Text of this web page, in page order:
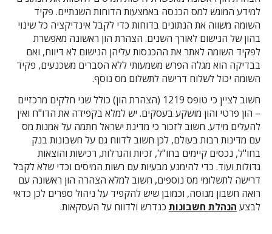
למידע המוגש למס הכנסה באמצעות הדוחות השנתיים. פקיד
השומה משווה את הנתונים בדוחות כדי לקבל אינדיקציה כל שינוי
בהון של הנישום לאורך השנים. הצהרת הון ראשונה מאפשרת
לפקיד השומה לאתר את ההכנסות עליהן הנישום לא דיווח, ואם
בבדיקה הוא מגלה הפרש משמעותי ללא הסברים משכנעים, פקיד
השומה יכול לשלוח דרישה לתשלום מס נוסף.
חשוב לציין כי טופס 1219 (הצהרת הון) כולל שני חלקים מרכזיים
– הון פרטי והון מושקע בעסקים. יש למלא בקפידה את הדו"ח ואין
להעלים מידע. חשוב לזכור כי מדינת ישראל חתמה על אמנות מס
עם מדינות רבות בעולם, לכן חשוב לדווח גם על חשבונות בנק
בחו"ל, נכסים קיימים בחו"ל, זכיות והגרלות, רכישות והוצאות
גדולות ועוד. כדי להימנע מבעיות עם רשות המיסים וכדי שלא לקבל
דרישה לתשלומי מס נוספים, חשוב למלא הצהרה הון ראשונה עם
רואה חשבון מנוסה, וכמובן שיש להקפיד על ניהול ספרים לכן כדאי
לבצע הנהלת חשבונות כנדרש ולדווח על העסקאות.